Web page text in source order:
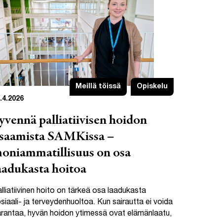
Meillä töissä
Opiskelu
palliatiivisen hoidon
SAMKissa –
on osa
hoitoa
hoito on tärkeä osa laadukasta
ja terveydenhuoltoa. Kun sairautta ei voida
hyvän hoidon ytimessä ovat elämänlaatu,